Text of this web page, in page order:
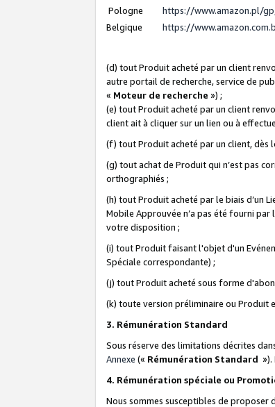
Pologne
https://www.amazon.pl/
Belgique
https://
(d) tout Produit acheté par un client
autre portail de recherche, service de
« Moteur de recherche ») ;
(e) tout Produit acheté par un client
client ait à cliquer sur un lien ou à
(f) tout Produit acheté par un client, dès
(g) tout achat de Produit qui n’est pas
orthographiés ;
(h) tout Produit acheté par le biais d’un
Mobile Approuvée n’a pas été fourni par
votre disposition ;
(i) tout Produit faisant l'objet d'un
Spéciale correspondante) ;
(j) tout Produit acheté sous forme
(k) toute version préliminaire ou Produit
3. Rémunération Standard
Sous réserve des limitations décrites
Annexe (« Rémunération Standard »).
4. Rémunération spéciale ou
Nous sommes susceptibles de proposer